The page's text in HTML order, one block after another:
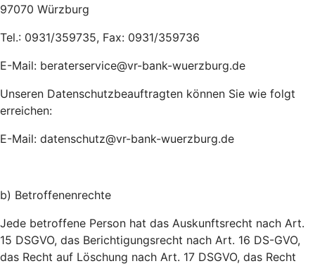
97070 Würzburg
Tel.: 0931/359735, Fax: 0931/359736
E-Mail: beraterservice@vr-bank-wuerzburg.de
Unseren Datenschutzbeauftragten können Sie wie folgt
erreichen:
E-Mail: datenschutz@vr-bank-wuerzburg.de
b) Betroffenenrechte
Jede betroffene Person hat das Auskunftsrecht nach Art.
15 DSGVO, das Berichtigungsrecht nach Art. 16 DS-GVO,
das Recht auf Löschung nach Art. 17 DSGVO, das Recht